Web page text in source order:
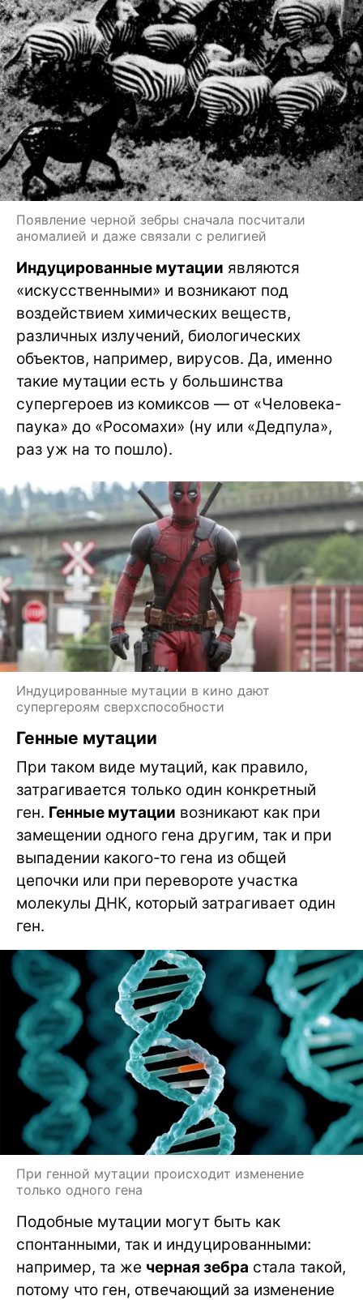
Появление черной зебры сначала посчитали
аномалией и даже связали с религией
Индуцированные мутации являются
«искусственными» и возникают под
воздействием химических веществ,
различных излучений, биологических
объектов, например, вирусов. Да, именно
такие мутации есть у большинства
супергероев из комиксов — от «Человека-
паука» до «Росомахи» (ну или «Дедпула»,
раз уж на то пошло).
Индуцированные мутации в кино дают
супергероям сверхспособности
Генные мутации
При таком виде мутаций, как правило,
затрагивается только один конкретный
ген. Генные мутации возникают как при
замещении одного гена другим, так и при
выпадении какого-то гена из общей
цепочки или при перевороте участка
молекулы ДНК, который затрагивает один
ген.
При генной мутации происходит изменение
только одного гена
Подобные мутации могут быть как
спонтанными, так и индуцированными:
например, та же черная зебра стала такой,
потому что ген, отвечающий за изменение